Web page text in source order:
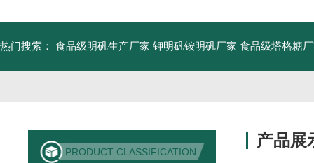
热门搜索： 食品级明矾生产厂家 钾明矾铵明矾厂家 食品级塔格糖
PRODUCT CLASSIFICATION
产品展